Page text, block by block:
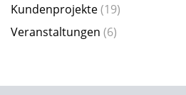
Kundenprojekte(19)
Veranstaltungen (6)